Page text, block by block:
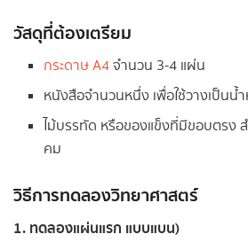
วัสดุที่ต้องเตรียม
กระดาษ A4จำนวน 3-4 แผ่น
หนังสือจำนวนหนึ่ง เพื่อใช้วางเป็นน้
ไม้บรรทัด หรือของแข็งที่มีขอบตรง
คม
วิธีการทดลองวิทยาศาสตร์
1. ทดลองแผ่นแรก แบบแบน)